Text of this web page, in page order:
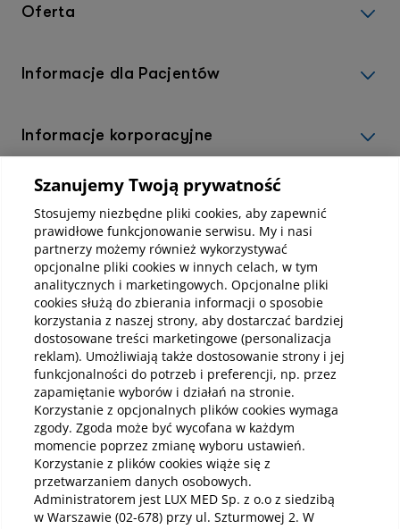
Oferta
Informacje dla Pacjentów
Informacje korporacyjne
Kup abonamenty online
Kup online
Pobierz aplikację mobilną
Szanujemy Twoją prywatność
Stosujemy niezbędne pliki cookies, aby zapewnić
prawidłowe funkcjonowanie serwisu. My i nasi
partnerzy możemy również wykorzystywać
opcjonalne pliki cookies w innych celach, w tym
analitycznych i marketingowych. Opcjonalne pliki
cookies służą do zbierania informacji o sposobie
korzystania z naszej strony, aby dostarczać bardziej
dostosowane treści marketingowe (personalizacja
reklam). Umożliwiają także dostosowanie strony i jej
funkcjonalności do potrzeb i preferencji, np. przez
zapamiętanie wyborów i działań na stronie.
Korzystanie z opcjonalnych plików cookies wymaga
zgody. Zgoda może być wycofana w każdym
momencie poprzez zmianę wyboru ustawień.
Korzystanie z plików cookies wiąże się z
przetwarzaniem danych osobowych.
Administratorem jest LUX MED Sp. z o.o z siedzibą
w Warszawie (02-678) przy ul. Szturmowej 2. W